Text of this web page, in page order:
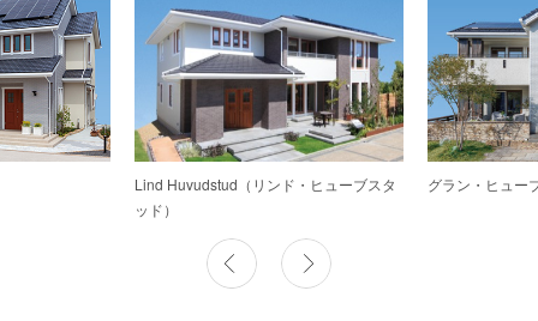
Lind Huvudstud（リンド・ヒューブスタ
ッド）
グラン・ヒュー